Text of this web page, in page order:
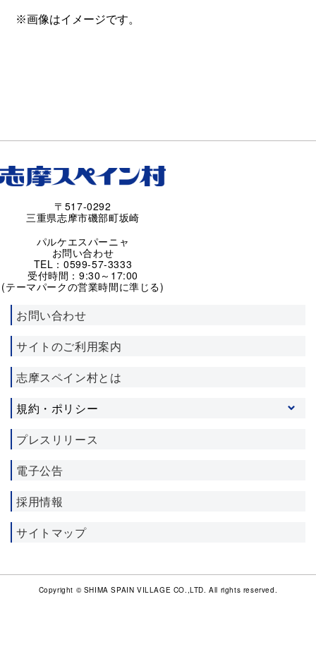
〒517-0292
三重県志摩市磯部町坂崎
パルケエスパーニャ
お問い合わせ
TEL：0599-57-3333
受付時間：9:30～17:00
(テーマパークの営業時間に準じる)
お問い合わせ
サイトのご利用案内
志摩スペイン村とは
規約・ポリシー
プライバシーポリシー
施設利用約款
プレスリリース
電子公告
採用情報
サイトマップ
Copyright © SHIMA SPAIN VILLAGE CO.,LTD. All rights reserved.